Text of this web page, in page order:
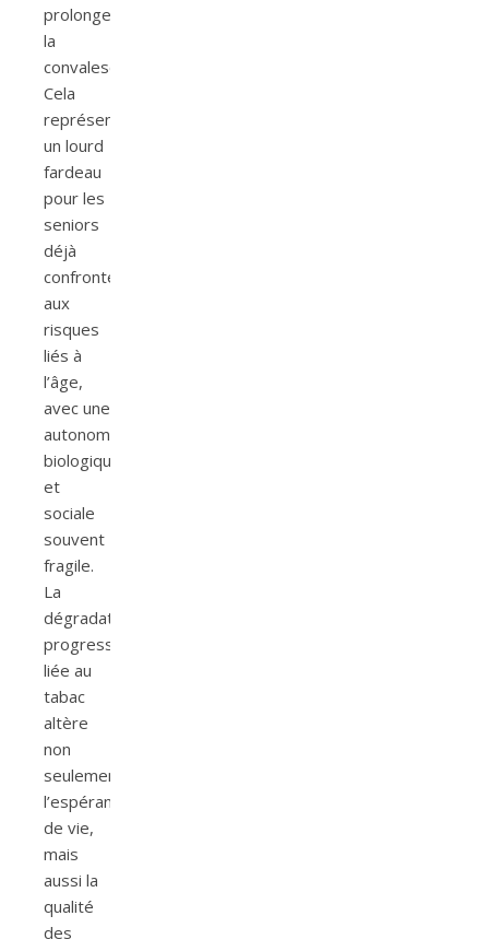
prolongeant
la
convalescence.
Cela
représente
un lourd
fardeau
pour les
seniors
déjà
confrontés
aux
risques
liés à
l’âge,
avec une
autonomie
biologique
et
sociale
souvent
fragile.
La
dégradation
progressive
liée au
tabac
altère
non
seulement
l’espérance
de vie,
mais
aussi la
qualité
des